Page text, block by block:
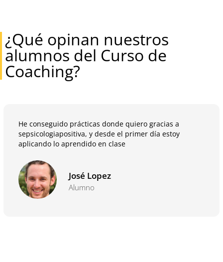
¿Qué opinan nuestros
alumnos del Curso de
Coaching?
He conseguido prácticas donde quiero gracias a
sepsicologiapositiva, y desde el primer día estoy
aplicando lo aprendido en clase
José Lopez
Alumno